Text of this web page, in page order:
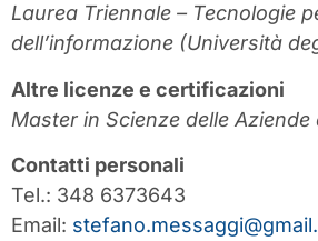
Laurea Triennale – Tecnologie
dell’informazione (Università
Altre licenze e certificazioni
Master in Scienze delle
Contatti personali
Tel.: 348 6373643
Email: